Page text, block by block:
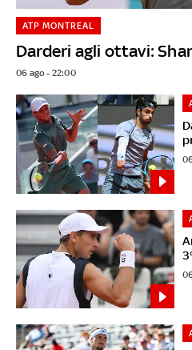
Darderi agli ottavi:
ATP MONTREAL
06 ago - 22:00